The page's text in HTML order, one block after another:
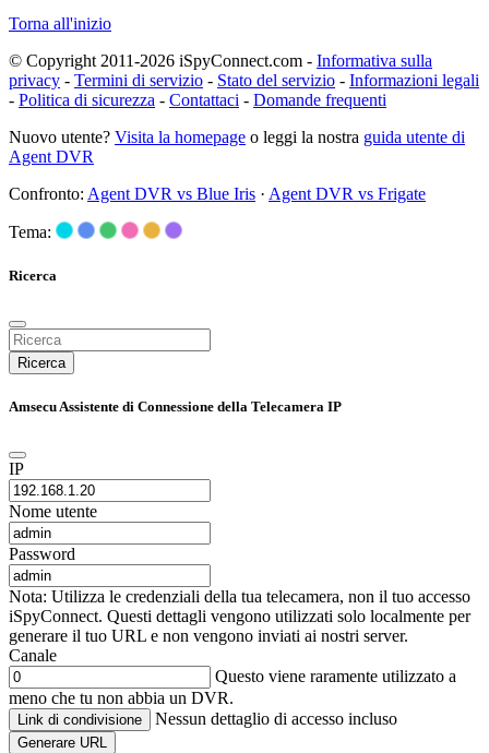
Torna all'inizio
© Copyright 2011-2026 iSpyConnect.com - Informativa sulla
privacy - Termini di servizio - Stato del servizio - Informazioni legali
- Politica di sicurezza - Contattaci - Domande frequenti
Nuovo utente? Visita la homepage o leggi la nostra guida utente di
Agent DVR
Confronto: Agent DVR vs Blue Iris · Agent DVR vs Frigate
Tema:
Ricerca
Ricerca
Amsecu Assistente di Connessione della Telecamera IP
IP
Nome utente
Password
Nota: Utilizza le credenziali della tua telecamera, non il tuo accesso
iSpyConnect. Questi dettagli vengono utilizzati solo localmente per
generare il tuo URL e non vengono inviati ai nostri server.
Canale
Questo viene raramente utilizzato a
meno che tu non abbia un DVR.
Link di condivisione Nessun dettaglio di accesso incluso
Generare URL